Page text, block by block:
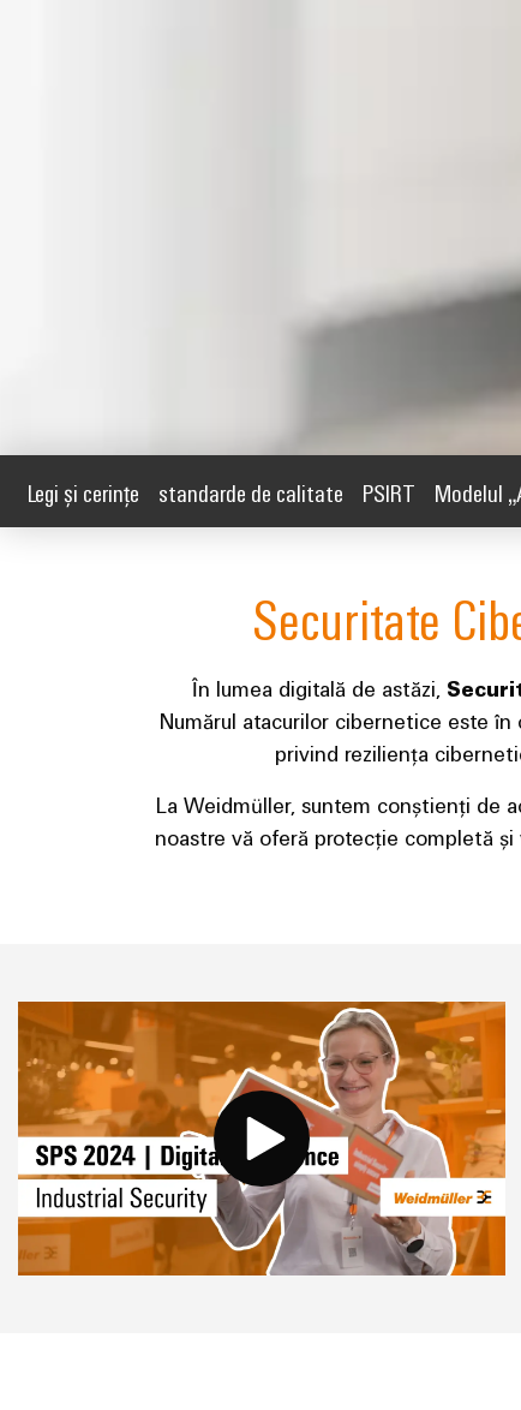
Legi și cerințe standarde de calitate PSIRT Modelul
Securitate
În lumea digitală de astăzi,
Numărul atacurilor cibernetice este
privind reziliența
La Weidmüller, suntem conștienți de
noastre vă oferă protecție completă